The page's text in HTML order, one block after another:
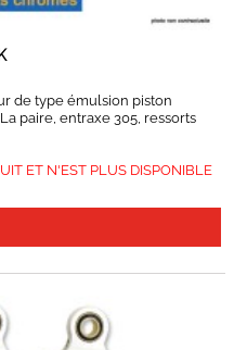
de type émulsion piston
paire, entraxe 305, ressorts
ET N'EST PLUS DISPONIBLE